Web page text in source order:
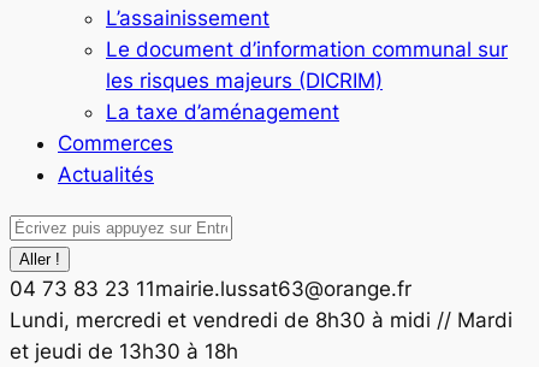
L’assainissement
Le document d’information communal sur
les risques majeurs (DICRIM)
La taxe d’aménagement
Commerces
Actualités
Recherche
:
04 73 83 23 11mairie.lussat63@orange.fr
Facebook
page
Lundi, mercredi et vendredi de 8h30 à midi // Mardi
et jeudi de 13h30 à 18h